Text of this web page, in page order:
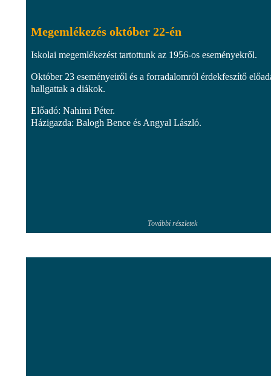
Megemlékezés október 22-én
Iskolai megemlékezést tartottunk az 1956-os eseményekről.
Október 23 eseményeiről és a forradalomról érdekfeszítő
hallgattak a diákok.
Előadó: Nahimi Péter.
Házigazda: Balogh Bence és Angyal László.
További részletek